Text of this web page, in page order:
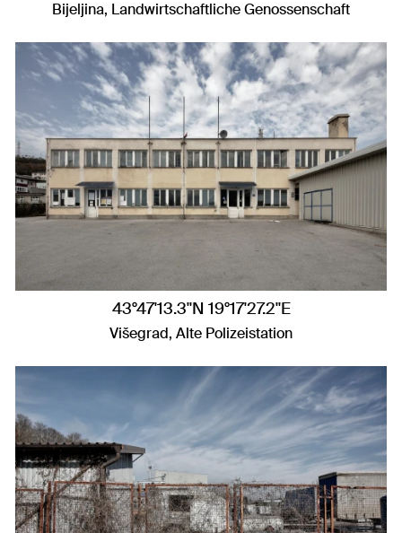
Bijeljina, Landwirtschaftliche Genossenschaft
43°47'13.3"N 19°17'27.2"E
Višegrad, Alte Polizeistation